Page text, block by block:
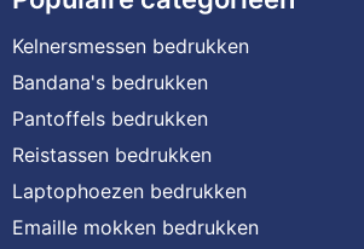
Kelnersmessen bedrukken
Bandana's bedrukken
Pantoffels bedrukken
Reistassen bedrukken
Laptophoezen bedrukken
Emaille mokken bedrukken